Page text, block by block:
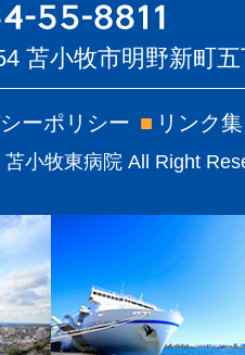
苫小牧市明野新町
ーポリシー ■ リンク集
小牧東病院 All Right